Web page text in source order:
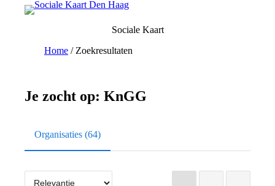
Sociale Kaart
Home / Zoekresultaten
Je zocht op: KnGG
Organisaties (64)